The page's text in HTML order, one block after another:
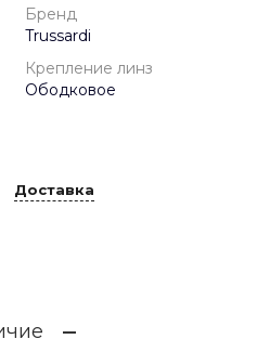
Бренд
Trussardi
Крепление линз
Ободковое
Доставка